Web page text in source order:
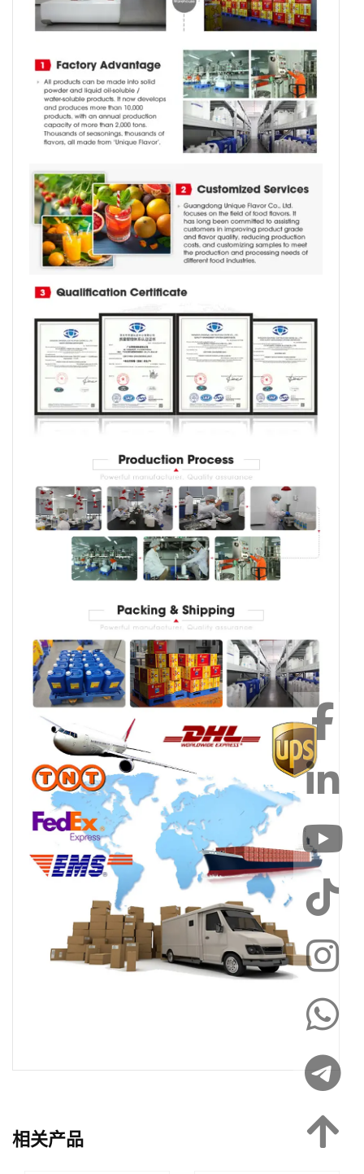
相关产品